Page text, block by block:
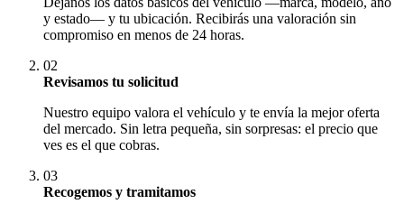
y estado— y tu ubicación. Recibirás una valoración sin
compromiso en menos de 24 horas.
02
Revisamos tu solicitud
Nuestro equipo valora el vehículo y te envía la mejor oferta
del mercado. Sin letra pequeña, sin sorpresas: el precio que
ves es el que cobras.
03
Recogemos y tramitamos